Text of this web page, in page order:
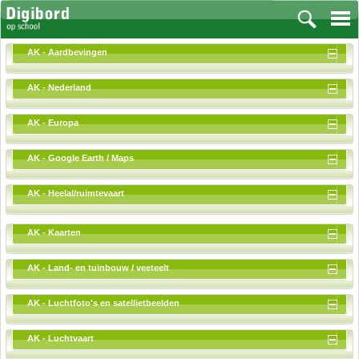
Vakken
Aardrijkskunde
Biologie
Engels
Kunst en Cultuur
Levensbeschouwing
Lichamelijke opvoeding
Muziek
Natuurkunde
Nederlands
AK - Aardbevingen
AK - Nederland
AK - Europa
AK - Google Earth / Maps
AK - Heelal/ruimtevaart
AK - Kaarten
AK - Land- en tuinbouw / veeteelt
AK - Luchtfoto's en satellietbeelden
AK - Luchtvaart